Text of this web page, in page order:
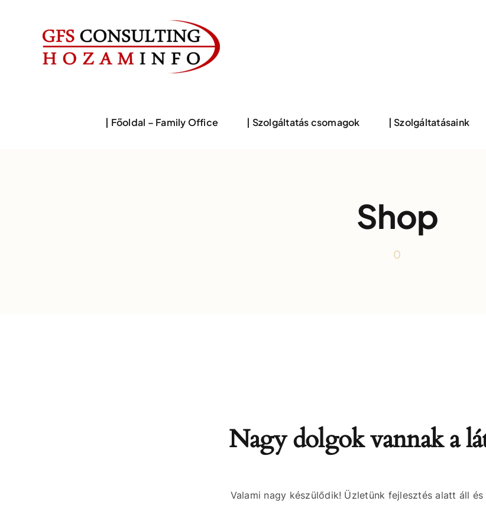
| Főoldal – Family Office | Szolgáltatás csomagok | Szolgáltatásaink
Shop
0
Nagy dolgok vannak a
Valami nagy készülődik! Üzletünk fejlesztés alatt áll és